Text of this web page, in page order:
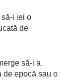
i iei o
de
să-i a
de epocă sau o